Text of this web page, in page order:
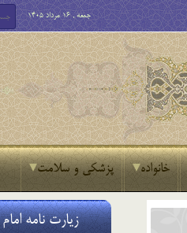
جمعه , 16 مرداد 1405
خانواده پزشکی و سلامت
زیارت نامه